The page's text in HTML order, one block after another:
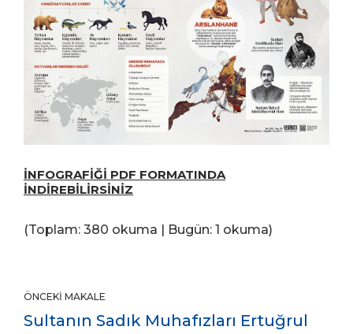
İNFOGRAFİĞİ PDF FORMATINDA
İNDİREBİLİRSİNİZ
(Toplam: 380 okuma | Bugün: 1 okuma)
ÖNCEKI MAKALE
Sultanın Sadık Muhafızları Ertuğrul